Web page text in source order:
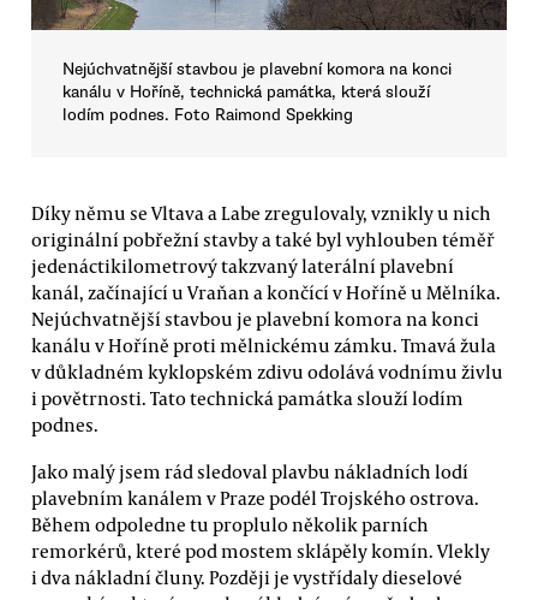
Nejúchvatnější stavbou je plavební komora na konci
kanálu v Hoříně, technická památka, která slouží
lodím podnes. Foto Raimond Spekking
Díky němu se Vltava a Labe zregulovaly, vznikly u nich
originální pobřežní stavby a také byl vyhlouben téměř
jedenáctikilometrový takzvaný laterální plavební
kanál, začínající u Vraňan a končící v Hoříně u Mělníka.
Nejúchvatnější stavbou je plavební komora na konci
kanálu v Hoříně proti mělnickému zámku. Tmavá žula
v důkladném kyklopském zdivu odolává vodnímu živlu
i povětrnosti. Tato technická památka slouží lodím
podnes.
Jako malý jsem rád sledoval plavbu nákladních lodí
plavebním kanálem v Praze podél Trojského ostrova.
Během odpoledne tu proplulo několik parních
remorkérů, které pod mostem sklápěly komín. Vlekly
i dva nákladní čluny. Později je vystřídaly dieselové